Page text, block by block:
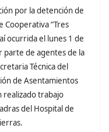
por la detención de
“Tres
ocurrida el lunes 1 de
de agentes de la
Técnica del
de Asentamientos
trabajo
del Hospital de